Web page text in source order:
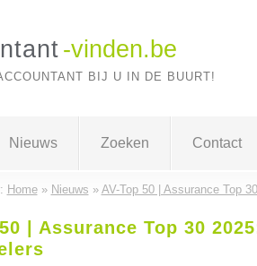
-vinden.be
BIJ U IN DE BUURT!
Nieuws Zoeken Contact
Home» Nieuws » AV-Top 50 | Assurance Top
| Assurance Top 30